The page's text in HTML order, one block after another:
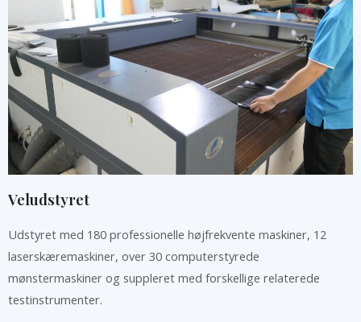
Veludstyret
Udstyret med 180 professionelle højfrekvente maskiner, 12
laserskæremaskiner, over 30 computerstyrede
mønstermaskiner og suppleret med forskellige relaterede
testinstrumenter.